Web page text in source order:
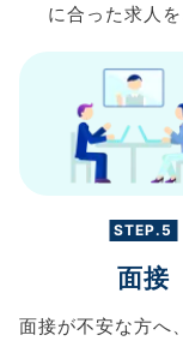
に合った求人を
STEP.5
面接
面接が不安な方へ、